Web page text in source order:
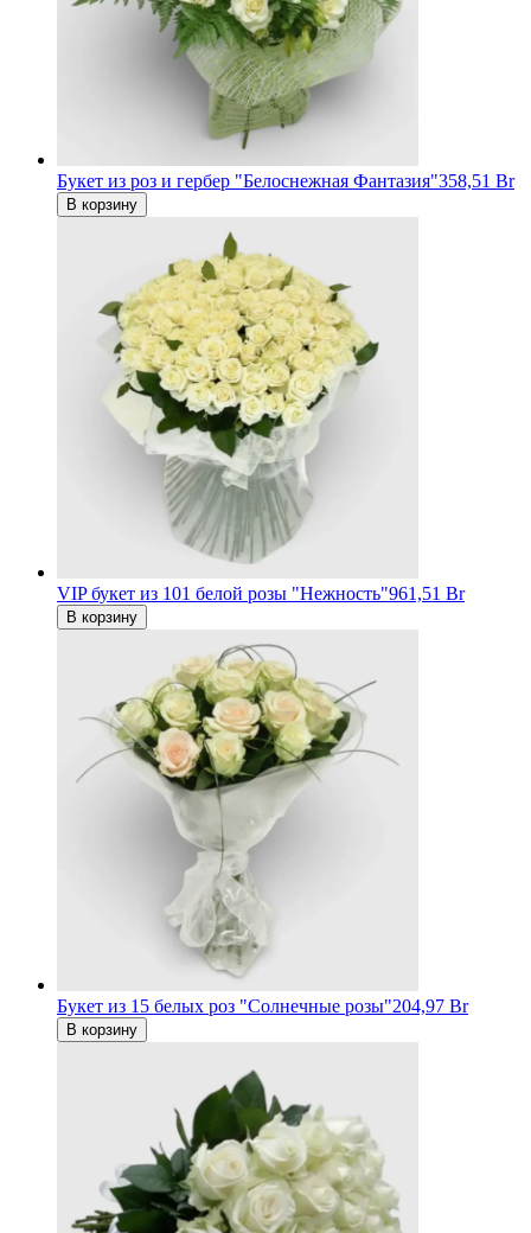
Букет из роз и гербер "Белоснежная Фантазия"358,51 Br
В корзину
VIP букет из 101 белой розы "Нежность"961,51 Br
В корзину
Букет из 15 белых роз "Солнечные розы"204,97 Br
В корзину